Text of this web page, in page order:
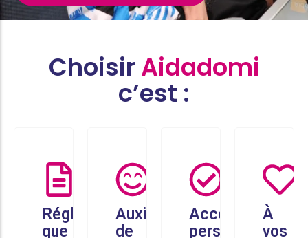
Choisir Aidadomi
c’est :
Réglez
que
Auxiliaires
de
personnalisé
À
vos